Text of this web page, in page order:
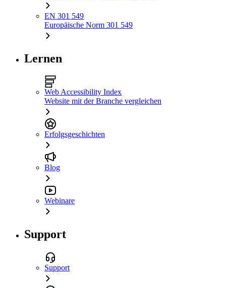
EN 301 549
Europäische Norm 301 549
Lernen
Web Accessibility Index
Website mit der Branche vergleichen
Erfolgsgeschichten
Blog
Webinare
Support
Support